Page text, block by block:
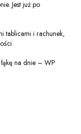
Jest już po
tablicami i rachunek,
na dnie – WP